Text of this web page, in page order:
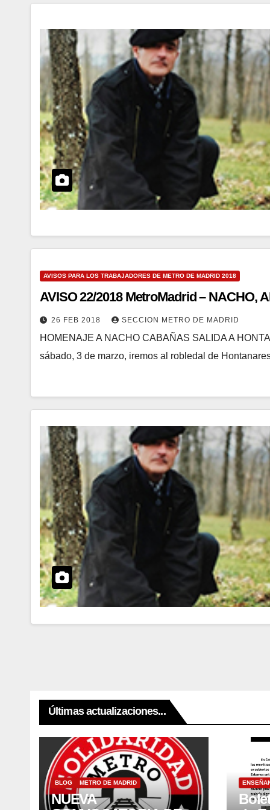
AVISOS PARA LOS TRABAJADORES DE METRO DE MADRID 2018
AVISO 22/2018 MetroMadrid – NACHO,
26 FEB 2018 SECCION METRO DE MADRID
HOMENAJE A NACHO CABAÑAS SALIDA A
sábado, 3 de marzo, iremos al robledal de
Últimas actualizaciones...
BLOG METRO DE MADRID
NUEVA